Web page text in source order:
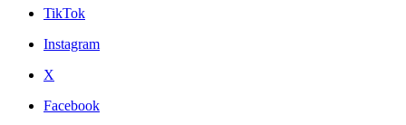
TikTok
Instagram
X
Facebook